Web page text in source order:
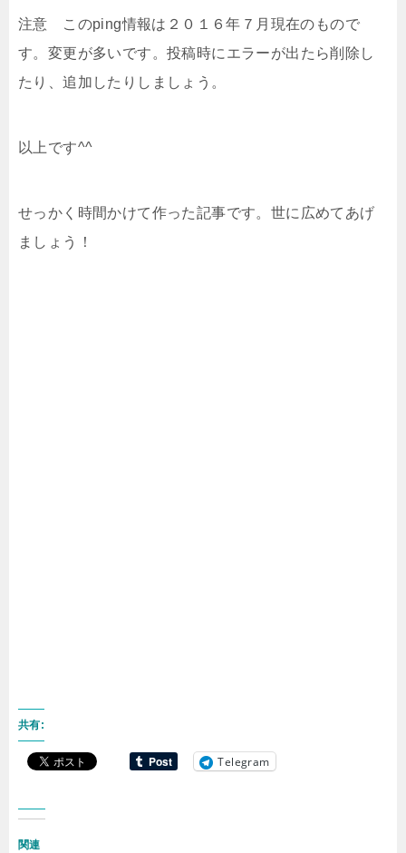
注意 このping情報は２０１６年７月現在のもので
す。変更が多いです。投稿時にエラーが出たら削除し
たり、追加したりしましょう。
以上です^^
せっかく時間かけて作った記事です。世に広めてあげ
ましょう！
共有:
Telegram
関連